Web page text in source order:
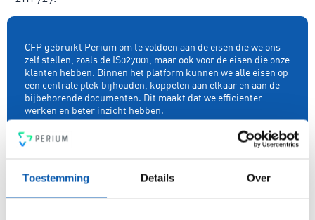
Toestemming Details Over
CFP gebruikt Perium om te voldoen aan de eisen die we ons
zelf stellen, zoals de IS027001, maar ook voor de eisen die onze
klanten hebben. Binnen het platform kunnen we alle eisen op
een centrale plek bijhouden, koppelen aan elkaar en aan de
bijbehorende documenten. Dit maakt dat we efficienter
werken en beter inzicht hebben.
Jarno
Over Perium